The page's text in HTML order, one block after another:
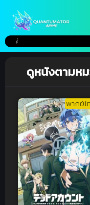
ดูหนังตามห
พากย์ไ